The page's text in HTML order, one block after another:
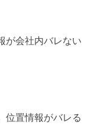
が会社内バレない
位置情報がバレる